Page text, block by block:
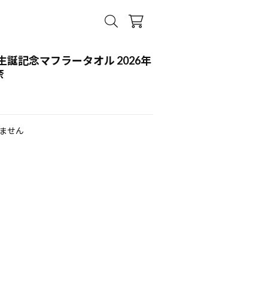
誕記念マフラータオル 2026年
せん